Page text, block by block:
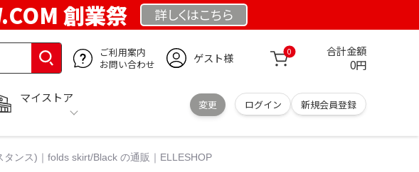
創業祭 詳しくはこちら
ご利用案内
お問い合わせ
ゲスト様 0 合計金額
0円
マイストア
変更 ログイン 新規会員登録
ンス)｜folds skirt/Black の通販｜ELLESHOP